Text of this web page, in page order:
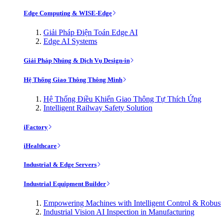
Edge Computing & WISE-Edge
Giải Pháp Điện Toán Edge AI
Edge AI Systems
Giải Pháp Nhúng & Dịch Vụ Design-in
Hệ Thống Giao Thông Thông Minh
Hệ Thống Điều Khiển Giao Thông Tự Thích Ứng
Intelligent Railway Safety Solution
iFactory
iHealthcare
Industrial & Edge Servers
Industrial Equipment Builder
Empowering Machines with Intelligent Control &
Industrial Vision AI Inspection in Manufacturing